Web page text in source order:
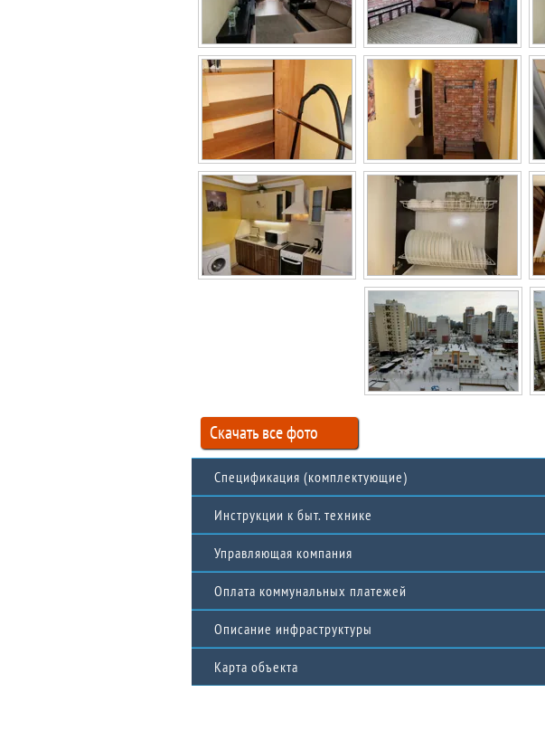
Скачать все фото
Спецификация (комплектующие)
Бытовая техника
Домашний кинотеатр
Холодильник
есть
Плита стеклокерамическая
Микроволновая печь
есть
Чайник
Тостер
есть
Инструкции к быт. технике
Управляющая компания
Оплата коммунальных платежей
Описание инфраструктуры
Карта объекта